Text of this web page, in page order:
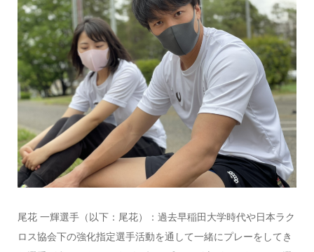
尾花 一輝選手（以下：尾花）：過去早稲田大学時代や日本ラク
ロス協会下の強化指定選手活動を通して一緒にプレーをしてき